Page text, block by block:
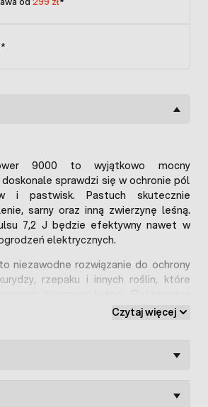
9000 to wyjątkowo mocny
sprawdzi się w ochronie pól
i pastwisk. Pastuch skutecznie
sarny oraz inną zwierzynę leśną.
7,2 J będzie efektywny nawet w
elektrycznych.
to niezawodne rozwiązanie do ochrony
rzepaku i innych roślin, które
się również przy ogrodzeniach sadów
używany na pastwiskach dla bydła
Czytaj więcej